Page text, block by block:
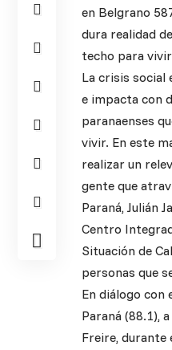
en Belgrano
dura realidad
techo para
La crisis social
e impacta con
paranaenses
vivir. En este
realizar un
gente que
Paraná, Julián
Centro
Situación de
personas que
En diálogo con
Paraná (88.1),
Freire, durante